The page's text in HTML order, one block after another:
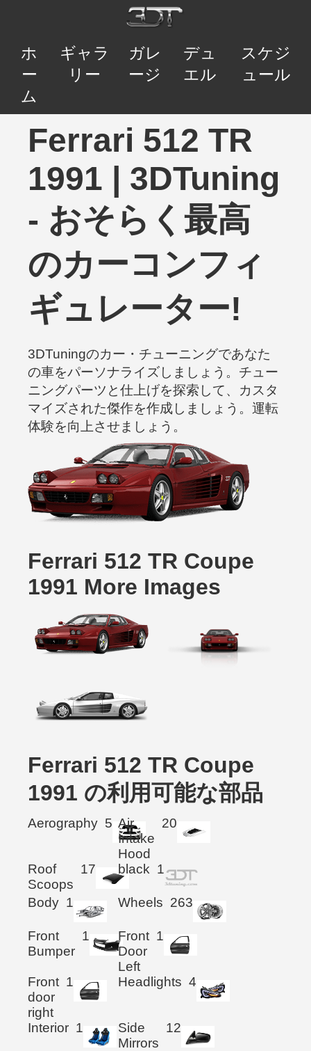
ホ
ー
ム
ギャラ
リー
ガレ
ージ
デュ
エル
スケジ
ュール
Ferrari 512 TR
1991 | 3DTuning
- おそらく最高
のカーコンフィ
ギュレーター!
3DTuningのカー・チューニングであなた
の車をパーソナライズしましょう。チュー
ニングパーツと仕上げを探索して、カスタ
マイズされた傑作を作成しましょう。運転
体験を向上させましょう。
Ferrari 512 TR Coupe
1991 More Images
Ferrari 512 TR Coupe
1991 の利用可能な部品
Aerography 5 Air
Intake
Hood
20
Roof
Scoops
17 black 1
Body 1 Wheels 263
Front
Bumper
1
Front
Door
Left
1
Front
door
right
1 Headlights 4
Interior 1
Side
Mirrors
12